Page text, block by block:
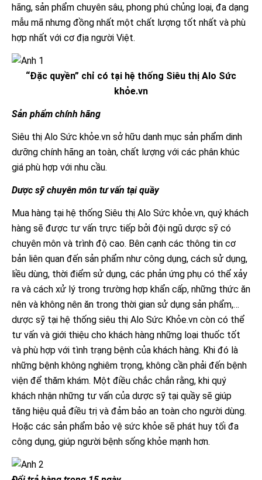
hãng, sản phẩm chuyên sâu, phong phú chủng loại, đa dạng
mẫu mã nhưng đồng nhất một chất lượng tốt nhất và phù
hợp nhất với cơ địa người Việt.
“Đặc quyền” chỉ có tại hệ thống Siêu thị Alo Sức
khỏe.vn
Sản phẩm chính hãng
Siêu thị Alo Sức khỏe.vn sở hữu danh mục sản phẩm dinh
dưỡng chính hãng an toàn, chất lượng với các phân khúc
giá phù hợp với nhu cầu.
Dược sỹ chuyên môn tư vấn tại quầy
Mua hàng tại hệ thống Siêu thị Alo Sức khỏe.vn, quý khách
hàng sẽ được tư vấn trực tiếp bởi đội ngũ dược sỹ có
chuyên môn và trình độ cao. Bên cạnh các thông tin cơ
bản liên quan đến sản phẩm như công dụng, cách sử dụng,
liều dùng, thời điểm sử dụng, các phản ứng phụ có thể xảy
ra và cách xử lý trong trường hợp khẩn cấp, những thức ăn
nên và không nên ăn trong thời gian sử dụng sản phẩm,…
dược sỹ tại hệ thống siêu thị Alo Sức Khỏe.vn còn có thể
tư vấn và giới thiệu cho khách hàng những loại thuốc tốt
và phù hợp với tình trạng bệnh của khách hàng. Khi đó là
những bệnh không nghiêm trọng, không cần phải đến bệnh
viện để thăm khám. Một điều chắc chắn rằng, khi quý
khách nhận những tư vấn của dược sỹ tại quầy sẽ giúp
tăng hiệu quả điều trị và đảm bảo an toàn cho người dùng.
Hoặc các sản phẩm bảo vệ sức khỏe sẽ phát huy tối đa
công dụng, giúp người bệnh sống khỏe mạnh hơn.